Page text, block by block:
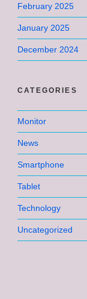
February 2025
January 2025
December 2024
CATEGORIES
Monitor
News
Smartphone
Tablet
Technology
Uncategorized